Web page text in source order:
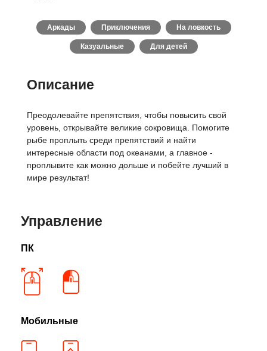
Аркады Приключения На ловкость
Казуальные Для детей
Описание
Преодолевайте препятствия, чтобы повысить свой
уровень, открывайте великие сокровища. Помогите
рыбе проплыть среди препятствий и найти
интересные области под океанами, а главное -
проплывите как можно дольше и побейте лучший в
мире результат!
Управление
ПК
Мобильные